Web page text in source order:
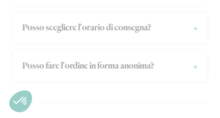
Posso scegliere l'orario di consegna?
Posso fare l'ordine in forma anonima?